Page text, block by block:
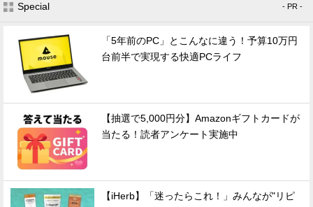
Special - PR -
「5年前のPC」とこんなに違う！予算10万円
台前半で実現する快適PCライフ
【抽選で5,000円分】Amazonギフトカードが
当たる！読者アンケート実施中
【iHerb】「迷ったらこれ！」みんなが"リピ